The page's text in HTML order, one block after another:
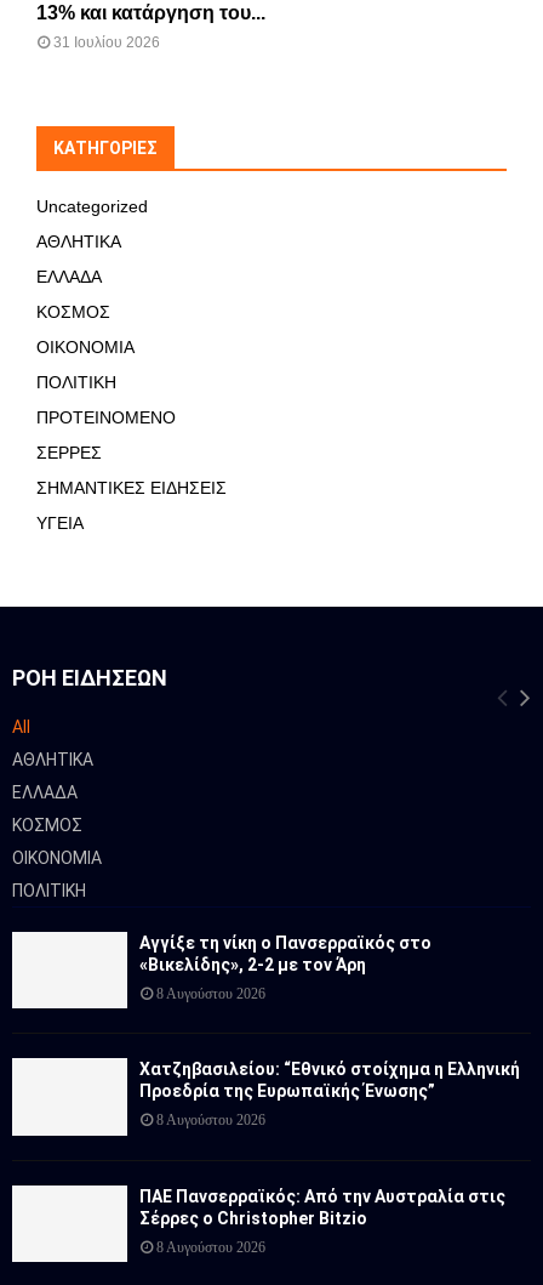
13% και κατάργηση του...
31 Ιουλίου 2026
KΑΤΗΓΟΡΊΕΣ
Uncategorized
ΑΘΛΗΤΙΚΑ
ΕΛΛΑΔΑ
ΚΟΣΜΟΣ
ΟΙΚΟΝΟΜΙΑ
ΠΟΛΙΤΙΚΗ
ΠΡΟΤΕΙΝΟΜΕΝΟ
ΣΕΡΡΕΣ
ΣΗΜΑΝΤΙΚΕΣ ΕΙΔΗΣΕΙΣ
ΥΓΕΙΑ
ΡΟΉ ΕΙΔΉΣΕΩΝ
All
ΑΘΛΗΤΙΚΑ
ΕΛΛΑΔΑ
ΚΟΣΜΟΣ
ΟΙΚΟΝΟΜΙΑ
ΠΟΛΙΤΙΚΗ
Αγγίξε τη νίκη ο Πανσερραϊκός στο
«Βικελίδης», 2-2 με τον Άρη
8 Αυγούστου 2026
Χατζηβασιλείου: “Εθνικό στοίχημα η Ελληνική
Προεδρία της Ευρωπαϊκής Ένωσης”
8 Αυγούστου 2026
ΠΑΕ Πανσερραϊκός: Από την Αυστραλία στις
Σέρρες ο Christopher Bitzio
8 Αυγούστου 2026